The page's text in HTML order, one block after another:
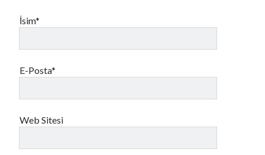
İsim*
E-Posta*
Web Sitesi